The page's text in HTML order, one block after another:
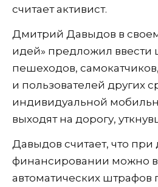
считает активист.
Дмитрий Давыдов в
идей» предложил ввести
пешеходов,
и пользователей других
индивидуальной
выходят на дорогу,
Давыдов считает, что
финансировании можно
автоматических